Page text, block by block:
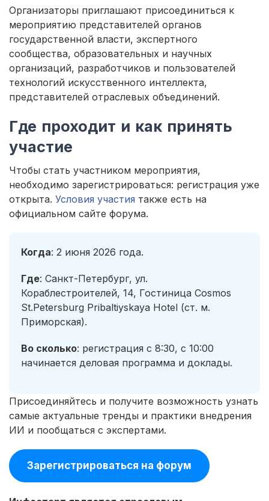
Организаторы приглашают присоединиться к
мероприятию представителей органов
государственной власти, экспертного
сообщества, образовательных и научных
организаций, разработчиков и пользователей
технологий искусственного интеллекта,
представителей отраслевых объединений.
Где проходит и как принять
участие
Чтобы стать участником мероприятия,
необходимо зарегистрироваться: регистрация уже
открыта. Условия участия также есть на
официальном сайте форума.
Когда: 2 июня 2026 года.
Где: Санкт-Петербург, ул.
Кораблестроителей, 14, Гостиница Cosmos
St.Petersburg Pribaltiyskaya Hotel (ст. м.
Приморская).
Во сколько: регистрация с 8:30, с 10:00
начинается деловая программа и доклады.
Присоединяйтесь и получите возможность узнать
самые актуальные тренды и практики внедрения
ИИ и пообщаться с экспертами.
Зарегистрироваться на форум